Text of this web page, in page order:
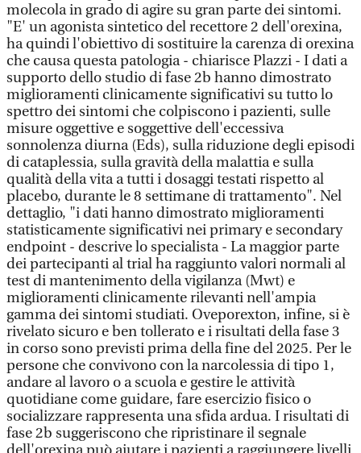
molecola in grado di agire su gran parte dei sintomi.
"E' un agonista sintetico del recettore 2 dell'orexina,
ha quindi l'obiettivo di sostituire la carenza di orexina
che causa questa patologia - chiarisce Plazzi - I dati a
supporto dello studio di fase 2b hanno dimostrato
miglioramenti clinicamente significativi su tutto lo
spettro dei sintomi che colpiscono i pazienti, sulle
misure oggettive e soggettive dell'eccessiva
sonnolenza diurna (Eds), sulla riduzione degli episodi
di cataplessia, sulla gravità della malattia e sulla
qualità della vita a tutti i dosaggi testati rispetto al
placebo, durante le 8 settimane di trattamento". Nel
dettaglio, "i dati hanno dimostrato miglioramenti
statisticamente significativi nei primary e secondary
endpoint - descrive lo specialista - La maggior parte
dei partecipanti al trial ha raggiunto valori normali al
test di mantenimento della vigilanza (Mwt) e
miglioramenti clinicamente rilevanti nell'ampia
gamma dei sintomi studiati. Oveporexton, infine, si è
rivelato sicuro e ben tollerato e i risultati della fase 3
in corso sono previsti prima della fine del 2025. Per le
persone che convivono con la narcolessia di tipo 1,
andare al lavoro o a scuola e gestire le attività
quotidiane come guidare, fare esercizio fisico o
socializzare rappresenta una sfida ardua. I risultati di
fase 2b suggeriscono che ripristinare il segnale